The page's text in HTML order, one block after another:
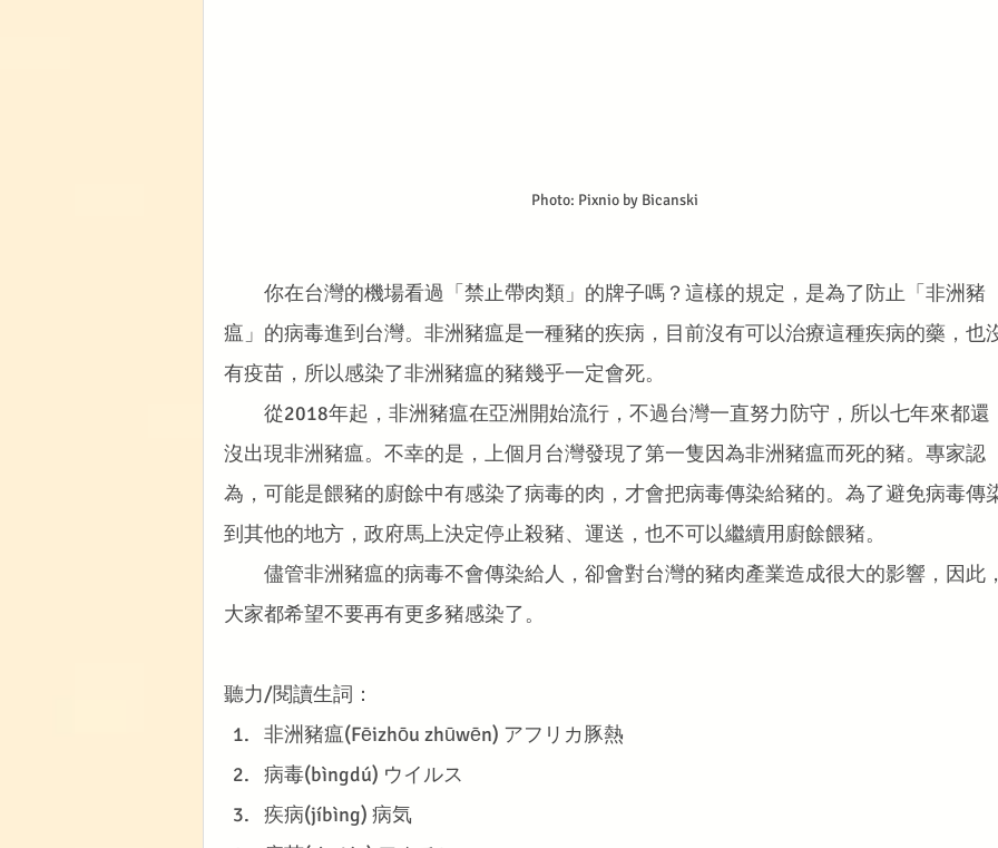
Photo: Pixnio by Bicanski
你在台灣的機場看過「禁止帶肉類」的牌子嗎？這樣的規定，是為了防止「非洲豬
瘟」的病毒進到台灣。非洲豬瘟是一種豬的疾病，目前沒有可以治療這種疾病的藥，也
有疫苗，所以感染了非洲豬瘟的豬幾乎一定會死。
從2018年起，非洲豬瘟在亞洲開始流行，不過台灣一直努力防守，所以七年來都還
沒出現非洲豬瘟。不幸的是，上個月台灣發現了第一隻因為非洲豬瘟而死的豬。專家認
為，可能是餵豬的廚餘中有感染了病毒的肉，才會把病毒傳染給豬的。為了避免病毒傳
到其他的地方，政府馬上決定停止殺豬、運送，也不可以繼續用廚餘餵豬。
儘管非洲豬瘟的病毒不會傳染給人，卻會對台灣的豬肉產業造成很大的影響，因此，
大家都希望不要再有更多豬感染了。
聽力/閱讀生詞：
非洲豬瘟(Fēizhōu zhūwēn) アフリカ豚熱
病毒(bìngdú) ウイルス
疾病(jíbìng) 病気